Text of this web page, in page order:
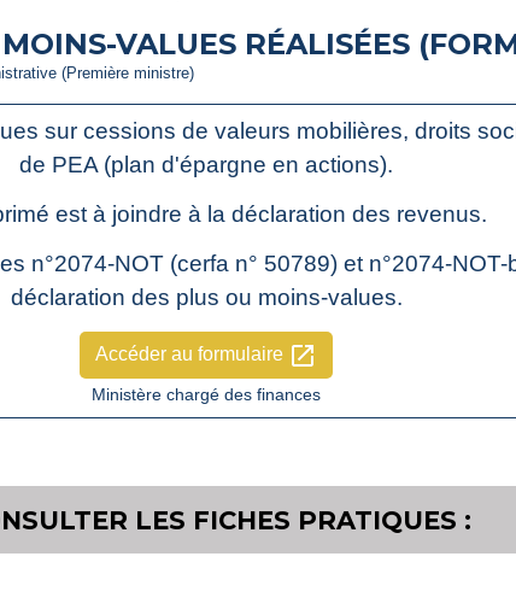
VALUES RÉALISÉES
(Première ministre)
sur cessions de valeurs mobilières, droits
de PEA (plan d'épargne en actions).
est à joindre à la déclaration des revenus.
n°2074-NOT (cerfa n° 50789) et n°2074-
déclaration des plus ou moins-values.
Accéder au formulaire open_in_new
Ministère chargé des finances
LES FICHES PRATIQUES :